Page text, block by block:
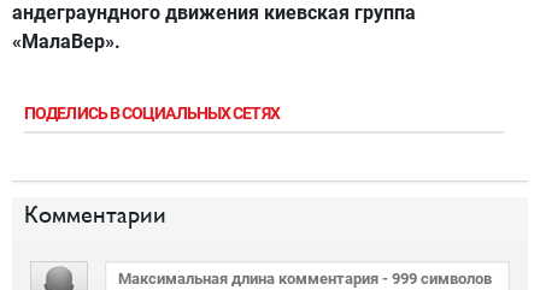
андеграундного движения киевская группа
«МалаВер».
ПОДЕЛИСЬ В СОЦИАЛЬНЫХ СЕТЯХ
Комментарии